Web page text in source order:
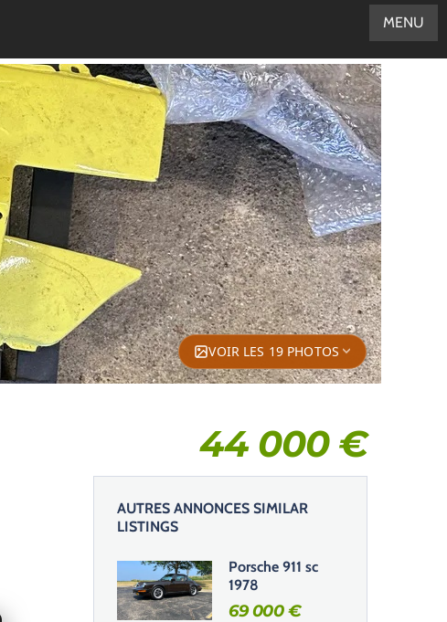
VOIR LES 19 PHOTOS
44 000€
AUTRES ANNONCES SIMILAR
LISTINGS
Porsche 911 sc
1978
69 000€
MENU